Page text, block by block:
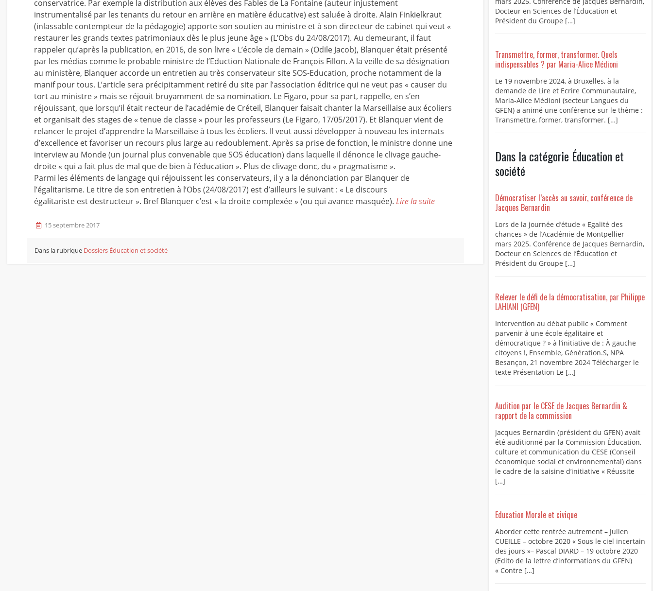
conservatrice. Par exemple la distribution aux élèves des Fables de La Fontaine (auteur injustement
instrumentalisé par les tenants du retour en arrière en matière éducative) est saluée à droite. Alain Finkielkraut
(inlassable contempteur de la pédagogie) apporte son soutien au ministre et à son directeur de cabinet qui veut «
restaurer les grands textes patrimoniaux dès le plus jeune âge » (L’Obs du 24/08/2017). Au demeurant, il faut
rappeler qu’après la publication, en 2016, de son livre « L’école de demain » (Odile Jacob), Blanquer était présenté
par les médias comme le probable ministre de l’Eduction Nationale de François Fillon. A la veille de sa désignation
au ministère, Blanquer accorde un entretien au très conservateur site SOS-Education, proche notamment de la
manif pour tous. L’article sera précipitamment retiré du site par l’association éditrice qui ne veut pas « causer du
tort au ministre » mais se réjouit bruyamment de sa nomination. Le Figaro, pour sa part, rappelle, en s’en
réjouissant, que lorsqu’il était recteur de l’académie de Créteil, Blanquer faisait chanter la Marseillaise aux écoliers
et organisait des stages de « tenue de classe » pour les professeurs (Le Figaro, 17/05/2017). Et Blanquer vient de
relancer le projet d’apprendre la Marseillaise à tous les écoliers. Il veut aussi développer à nouveau les internats
d’excellence et favoriser un recours plus large au redoublement. Après sa prise de fonction, le ministre donne une
interview au Monde (un journal plus convenable que SOS éducation) dans laquelle il dénonce le clivage gauche-
droite « qui a fait plus de mal que de bien à l’éducation ». Plus de clivage donc, du « pragmatisme ».
Parmi les éléments de langage qui réjouissent les conservateurs, il y a la dénonciation par Blanquer de
l’égalitarisme. Le titre de son entretien à l’Obs (24/08/2017) est d’ailleurs le suivant : « Le discours
égalitariste est destructeur ». Bref Blanquer c’est « la droite complexée » (ou qui avance masquée). Lire la suite
15 septembre 2017
Dans la rubrique Dossiers Éducation et société
Docteur en Sciences de l’Éducation et
Président du Groupe […]
Transmettre, former, transformer. Quels
indispensables ? par Maria-Alice Médioni
Le 19 novembre 2024, à Bruxelles, à la
demande de Lire et Ecrire Communautaire,
Maria-Alice Médioni (secteur Langues du
GFEN) a animé une conférence sur le thème :
Transmettre, former, transformer. […]
Dans la catégorie Éducation et
société
Démocratiser l’accès au savoir, conférence de
Jacques Bernardin
Lors de la journée d’étude « Egalité des
chances » de l’Académie de Montpellier –
mars 2025. Conférence de Jacques Bernardin,
Docteur en Sciences de l’Éducation et
Président du Groupe […]
Relever le défi de la démocratisation, par Philippe
LAHIANI (GFEN)
Intervention au débat public « Comment
parvenir à une école égalitaire et
démocratique ? » à l’initiative de : À gauche
citoyens !, Ensemble, Génération.S, NPA
Besançon, 21 novembre 2024 Télécharger le
texte Présentation Le […]
Audition par le CESE de Jacques Bernardin &
rapport de la commission
Jacques Bernardin (président du GFEN) avait
été auditionné par la Commission Éducation,
culture et communication du CESE (Conseil
économique social et environnemental) dans
le cadre de la saisine d’initiative « Réussite
[…]
Education Morale et civique
Aborder cette rentrée autrement – Julien
CUEILLE – octobre 2020 « Sous le ciel incertain
des jours »– Pascal DIARD – 19 octobre 2020
(Edito de la lettre d’informations du GFEN)
« Contre […]